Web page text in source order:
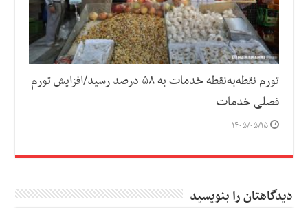
تورم نقطه‌به‌نقطه خدمات به ۵۸ درصد رسید/افزایش تورم
فصلی خدمات
۱۴۰۵/۰۵/۱۵
دیدگاهتان را بنویسید